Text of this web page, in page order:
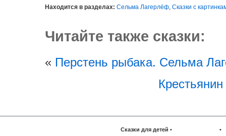
Находится в разделах: Сельма Лагерлёф, Сказки с
Читайте также сказки:
« Перстень рыбака. Сельма
Сказки для детей • •